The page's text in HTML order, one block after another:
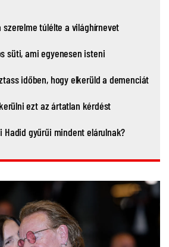
túlélte a világhírnevet
süti, ami egyenesen isteni
időben, hogy elkerüld a demenciát
ezt az ártatlan kérdést
Hadid gyűrűi mindent elárulnak?